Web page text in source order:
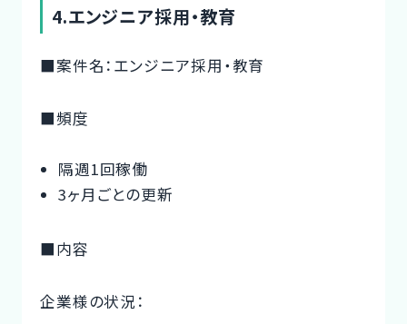
4.エンジニア採用・教育
■案件名：エンジニア採用・教育
■頻度
隔週1回稼働
3ヶ月ごとの更新
■内容
企業様の状況：